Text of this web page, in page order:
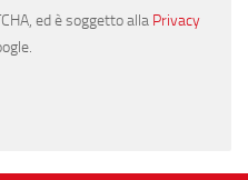
ed è soggetto alla Privacy